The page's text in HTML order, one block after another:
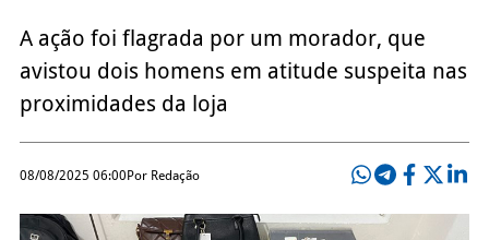
A ação foi flagrada por um morador, que
avistou dois homens em atitude suspeita nas
proximidades da loja
08/08/2025 06:00Por Redação